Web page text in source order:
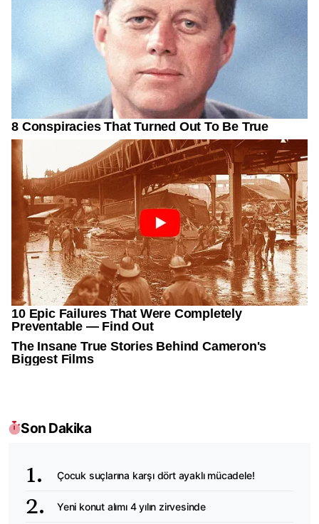
Son Dakika
Çocuk suçlarına karşı dört ayaklı mücadele!
Yeni konut alımı 4 yılın zirvesinde